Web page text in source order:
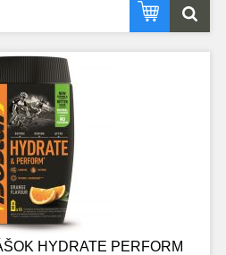
HYDRATE PERFORM